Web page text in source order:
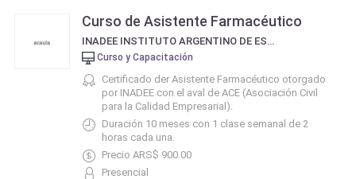
Curso de Asistente Farmacéutico
INADEE INSTITUTO ARGENTINO DE ESTUDIOS EMPRESARIALES
Curso y Capacitación
Certificado der Asistente Farmacéutico otorgado
por INADEE con el aval de ACE (Asociación Civil
para la Calidad Empresarial).
Duración 10 meses con 1 clase semanal de 2
horas cada una.
Precio ARS$ 900.00
Presencial